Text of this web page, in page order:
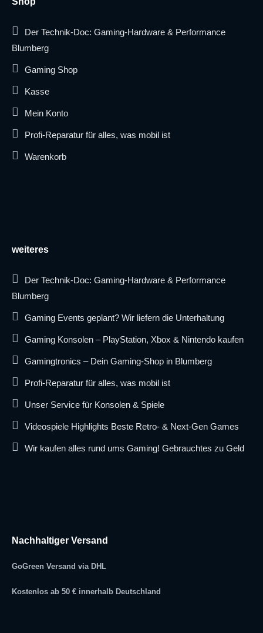
Der Technik-Doc: Gaming-Hardware & Performance
Blumberg
Gaming Shop
Kasse
Mein Konto
Profi-Reparatur für alles, was mobil ist
Warenkorb
weiteres
Der Technik-Doc: Gaming-Hardware & Performance
Blumberg
Gaming Events geplant? Wir liefern die Unterhaltung
Gaming Konsolen – PlayStation, Xbox & Nintendo kaufen
Gamingtronics – Dein Gaming-Shop in Blumberg
Profi-Reparatur für alles, was mobil ist
Unser Service für Konsolen & Spiele
Videospiele Highlights Beste Retro- & Next-Gen Games
Wir kaufen alles rund ums Gaming! Gebrauchtes zu Geld
Nachhaltiger Versand
GoGreen Versand via DHL
Kostenlos ab 50 € innerhalb Deutschland